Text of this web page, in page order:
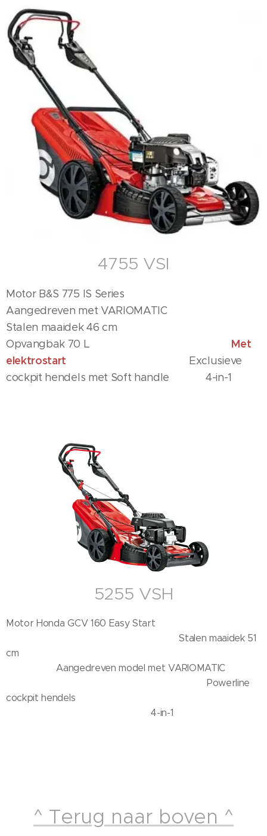
4755 VSI
Motor B&S 775 IS Series
Aangedreven met VARIOMATIC
Stalen maaidek 46 cm
Opvangbak 70 L Met
elektrostart Exclusieve
cockpit hendels met Soft handle 4-in-1
5255 VSH
Motor Honda GCV 160 Easy Start
Stalen maaidek 51
cm
Aangedreven model met VARIOMATIC
Powerline
cockpit hendels
4-in-1
^ Terug naar boven ^